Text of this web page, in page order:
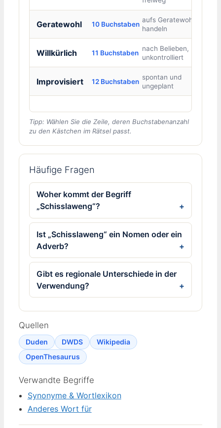
Geratewohl 10 Buchstaben
aufs Geratewohl
handeln
Willkürlich 11 Buchstaben
nach Belieben,
unkontrolliert
Improvisiert 12 Buchstaben
spontan und
ungeplant
Tipp: Wählen Sie die Zeile, deren Buchstabenanzahl
zu den Kästchen im Rätsel passt.
Häufige Fragen
Woher kommt der Begriff
„Schisslaweng“?
Ist „Schisslaweng“ ein Nomen oder ein
Adverb?
Gibt es regionale Unterschiede in der
Verwendung?
Quellen
Duden DWDS
Wikipedia
OpenThesaurus
Verwandte Begriffe
Synonyme & Wortlexikon
Anderes Wort für